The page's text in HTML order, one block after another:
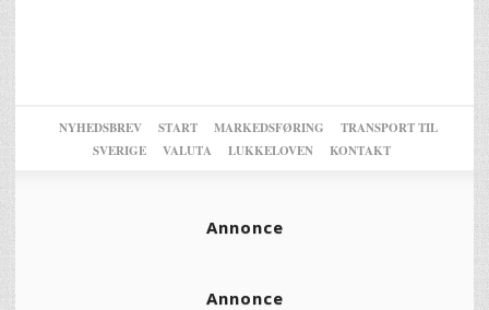
NYHEDSBREV START MARKEDSFØRING
TRANSPORT TIL
SVERIGE
VALUTA LUKKELOVEN KONTAKT
Annonce
Annonce